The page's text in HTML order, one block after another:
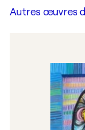
Autres œuvres